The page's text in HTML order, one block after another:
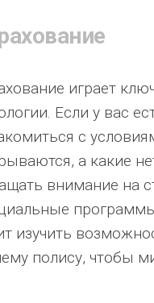
играет
Если у вас
с
а какие
внимание на
изучить
полису, чтобы